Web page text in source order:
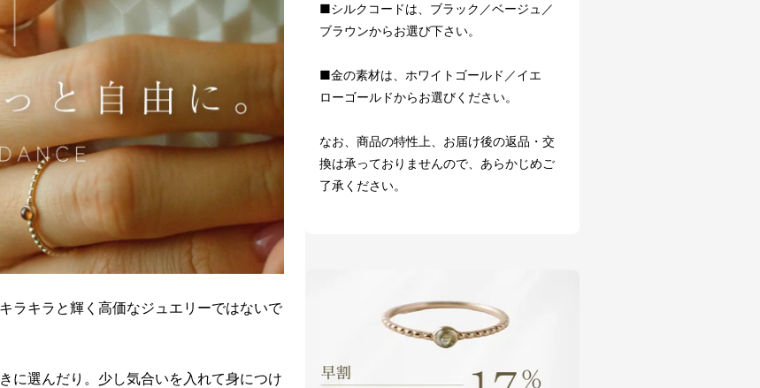
ラキラと輝く高価なジュエリーではないで
に選んだり。少し気合いを入れて身につけ
■シルクコードは、ブラック／ベージュ／
ブラウンからお選び下さい。
■金の素材は、ホワイトゴールド／イエ
ローゴールドからお選びください。
なお、商品の特性上、お届け後の返品・交
換は承っておりませんので、あらかじめご
了承ください。